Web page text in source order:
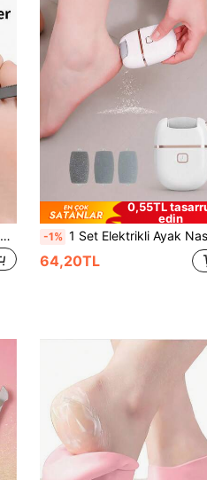
5 Adet Paslanmaz Çelik Ölü Deri Temizleyici - 8.2 cm/3.22 inç Uzunlukta, Kompakt Mini Taşınabilir, Ölü Deriyi Temizlemek İçin Tasarlanmış, Erkekler ve Kadınlar İçin Uygun
0,55TL
edin
-1% 1 Set Elektrikli Ayak Nasırı Temizleyici, Elektrikli Ayak Törpüsü, Elektronik Ayak Törpüsü, Yaratıcı Elektronik Ayak Törpüsü, Ev Tipi Peeling Aleti, Şarj Edilebilir Ayak Nasırı Temizleyici, Profesyonel Ayak Bakım Seti Ölü Deri Temizleyici Ayak Masaj
64,20TL